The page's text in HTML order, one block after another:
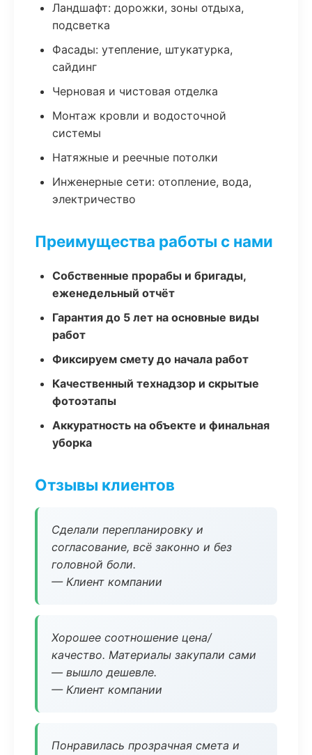
Ландшафт: дорожки, зоны отдыха,
подсветка
Фасады: утепление, штукатурка,
сайдинг
Черновая и чистовая отделка
Монтаж кровли и водосточной
системы
Натяжные и реечные потолки
Инженерные сети: отопление, вода,
электричество
Преимущества работы с нами
Собственные прорабы и бригады,
еженедельный отчёт
Гарантия до 5 лет на основные виды
работ
Фиксируем смету до начала работ
Качественный технадзор и скрытые
фотоэтапы
Аккуратность на объекте и финальная
уборка
Отзывы клиентов
Сделали перепланировку и
согласование, всё законно и без
головной боли.
— Клиент компании
Хорошее соотношение цена/
качество. Материалы закупали сами
— вышло дешевле.
— Клиент компании
Понравилась прозрачная смета и